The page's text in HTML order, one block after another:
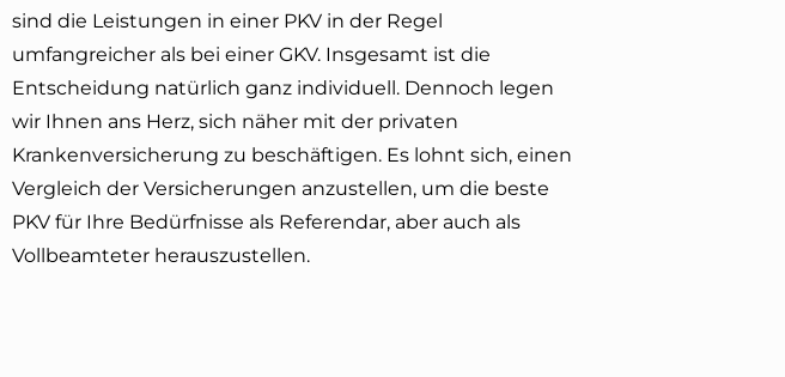
sind die Leistungen in einer PKV in der Regel
umfangreicher als bei einer GKV. Insgesamt ist die
Entscheidung natürlich ganz individuell. Dennoch legen
wir Ihnen ans Herz, sich näher mit der privaten
Krankenversicherung zu beschäftigen. Es lohnt sich, einen
Vergleich der Versicherungen anzustellen, um die beste
PKV für Ihre Bedürfnisse als Referendar, aber auch als
Vollbeamteter herauszustellen.